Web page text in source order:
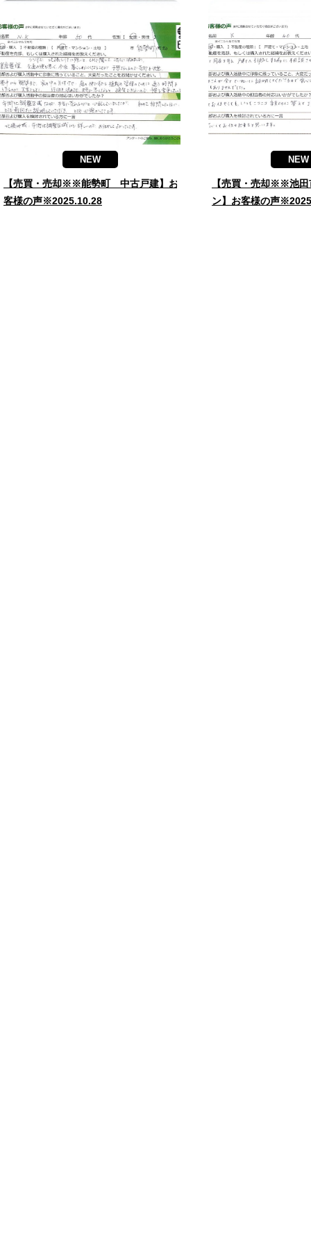
NEW
【売買・売却※※能勢町 中古戸建】お
客様の声※2025.10.28
NEW
【売買・売却※※池
ン】お客様の声